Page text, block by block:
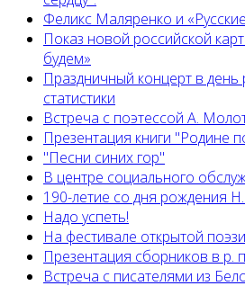
Феликс Маляренко и
Показ новой российской
будем»
Праздничный концерт в день
статистики
Встреча с поэтессой А.
Презентация книги "Родине
"Песни синих гор"
В центре социального
190-летие со дня рождения
Надо успеть!
На фестивале открытой
Презентация сборников в р.
Встреча с писателями из